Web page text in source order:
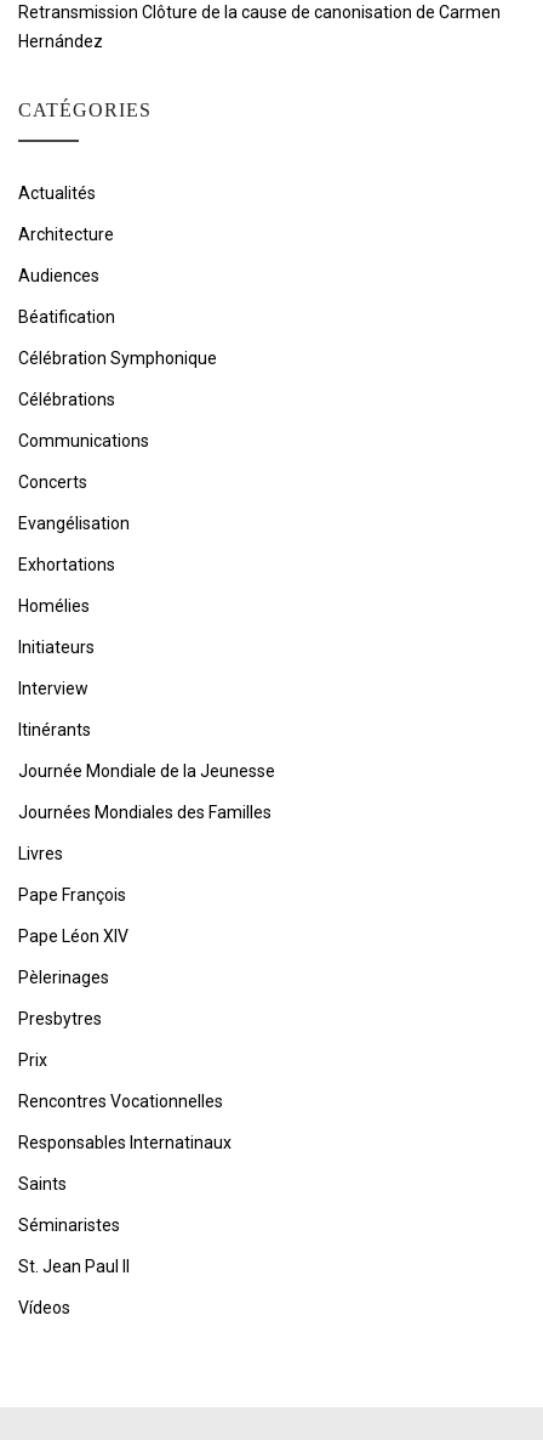
Retransmission Clôture de la cause de canonisation de Carmen
Hernández
CATÉGORIES
Actualités
Architecture
Audiences
Béatification
Célébration Symphonique
Célébrations
Communications
Concerts
Evangélisation
Exhortations
Homélies
Initiateurs
Interview
Itinérants
Journée Mondiale de la Jeunesse
Journées Mondiales des Familles
Livres
Pape François
Pape Léon XIV
Pèlerinages
Presbytres
Prix
Rencontres Vocationnelles
Responsables Internatinaux
Saints
Séminaristes
St. Jean Paul II
Vídeos